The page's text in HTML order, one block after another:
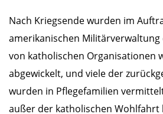
Nach Kriegsende wurden im
amerikanischen
von katholischen Organisationen
abgewickelt, und viele der
wurden in Pflegefamilien
außer der katholischen Wohlfahrt